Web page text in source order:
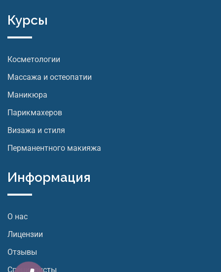
Курсы
Косметологии
Массажа и остеопатии
Маникюра
Парикмахеров
Визажа и стиля
Перманентного макияжа
Информация
О нас
Лицензии
Отзывы
Специалисты